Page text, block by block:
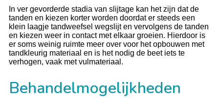
In ver gevorderde stadia van slijtage kan het zijn dat de
tanden en kiezen korter worden doordat er steeds een
klein laagje tandweefsel wegslijt en vervolgens de tanden
en kiezen weer in contact met elkaar groeien. Hierdoor is
er soms weinig ruimte meer over voor het opbouwen met
tandkleurig materiaal en is het nodig de beet iets te
verhogen, vaak met vulmateriaal.
Behandelmogelijkheden